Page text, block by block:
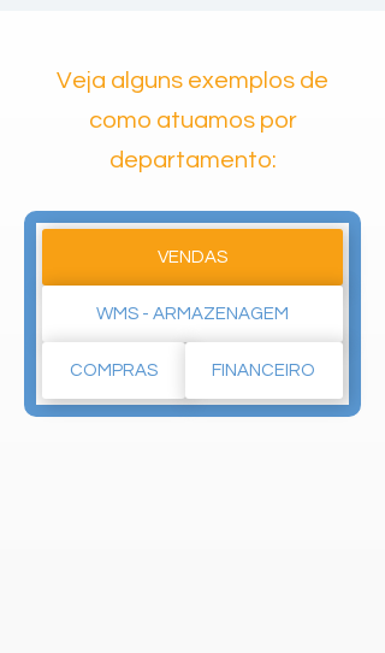
Veja alguns exemplos de
como atuamos por
departamento:
VENDAS
WMS - ARMAZENAGEM
COMPRAS FINANCEIRO